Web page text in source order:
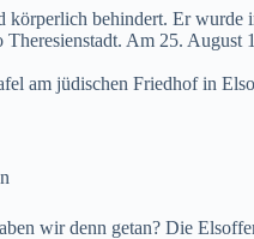
körperlich behindert. Er
Theresienstadt. Am 25.
am jüdischen Friedhof in
wir denn getan? Die